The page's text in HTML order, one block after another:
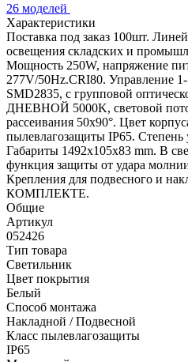
26 моделей
Характеристики
Поставка под заказ 100шт.
освещения складских и
Мощность 250W, напряжение
277V/50Hz.CRI80. Управление
SMD2835, с групповой
ДНЕВНОЙ 5000K, световой
рассеивания 50x90°. Цвет
пылевлагозащиты IP65. Степень
Габариты 1492х105х83 mm. В
функция защиты от удара
Крепления для подвесного и
КОМПЛЕКТЕ.
Общие
Артикул
052426
Тип товара
Светильник
Цвет покрытия
Белый
Способ монтажа
Накладной / Подвесной
Класс пылевлагозащиты
IP65